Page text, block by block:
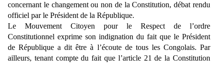
concernant le changement ou non de la Constitution, débat rendu
officiel par le Président de la République.
Le Mouvement Citoyen pour le Respect de l’ordre
Constitutionnel exprime son indignation du fait que le Président
de République a dit être à l’écoute de tous les Congolais. Par
ailleurs, tenant compte du fait que l’article 21 de la Constitution